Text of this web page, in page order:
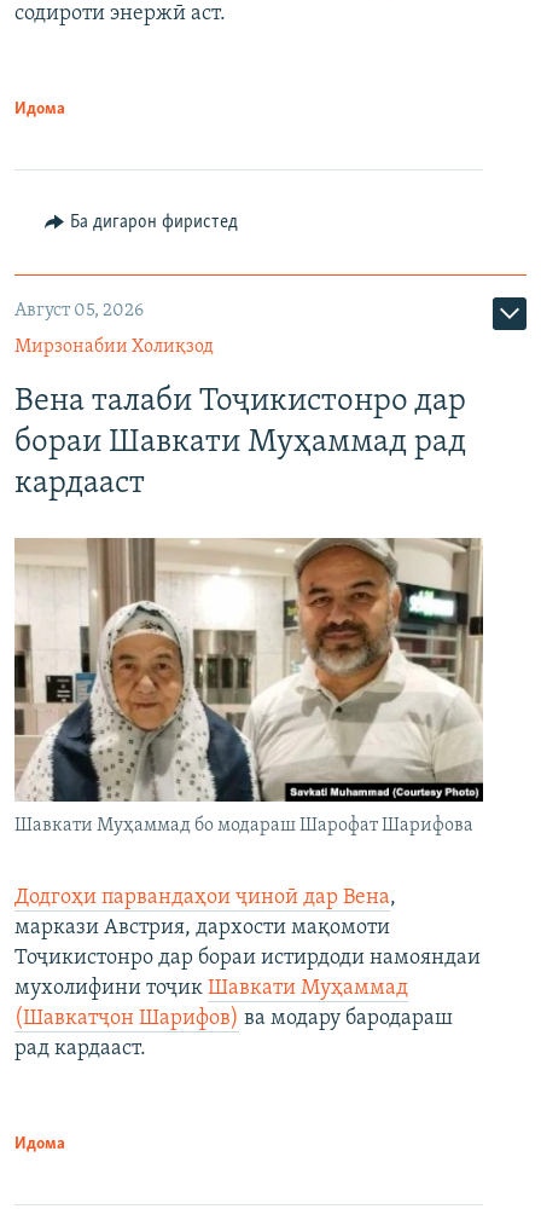
содироти энержӣ аст.
Идома
Ба дигарон фиристед
Август 05, 2026
Мирзонабии Холиқзод
Вена талаби Тоҷикистонро дар
бораи Шавкати Муҳаммад рад
кардааст
Шавкати Муҳаммад бо модараш Шарофат Шарифова
Додгоҳи парвандаҳои ҷиноӣ дар Вена,
маркази Австрия, дархости мақомоти
Тоҷикистонро дар бораи истирдоди намояндаи
мухолифини тоҷик Шавкати Муҳаммад
(Шавкатҷон Шарифов) ва модару бародараш
рад кардааст.
Идома